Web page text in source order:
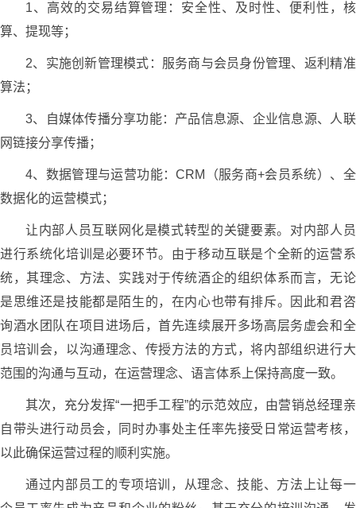
1、高效的交易结算管理：安全性、及时性、便利性，核
算、提现等；
2、实施创新管理模式：服务商与会员身份管理、返利精准
算法；
3、自媒体传播分享功能：产品信息源、企业信息源、人联
网链接分享传播；
4、数据管理与运营功能：CRM（服务商+会员系统）、全
数据化的运营模式；
让内部人员互联网化是模式转型的关键要素。对内部人员
进行系统化培训是必要环节。由于移动互联是个全新的运营系
统，其理念、方法、实践对于传统酒企的组织体系而言，无论
是思维还是技能都是陌生的，在内心也带有排斥。因此和君咨
询酒水团队在项目进场后，首先连续展开多场高层务虚会和全
员培训会，以沟通理念、传授方法的方式，将内部组织进行大
范围的沟通与互动，在运营理念、语言体系上保持高度一致。
其次，充分发挥“一把手工程”的示范效应，由营销总经理亲
自带头进行动员会，同时办事处主任率先接受日常运营考核，
以此确保运营过程的顺利实施。
通过内部员工的专项培训，从理念、技能、方法上让每一